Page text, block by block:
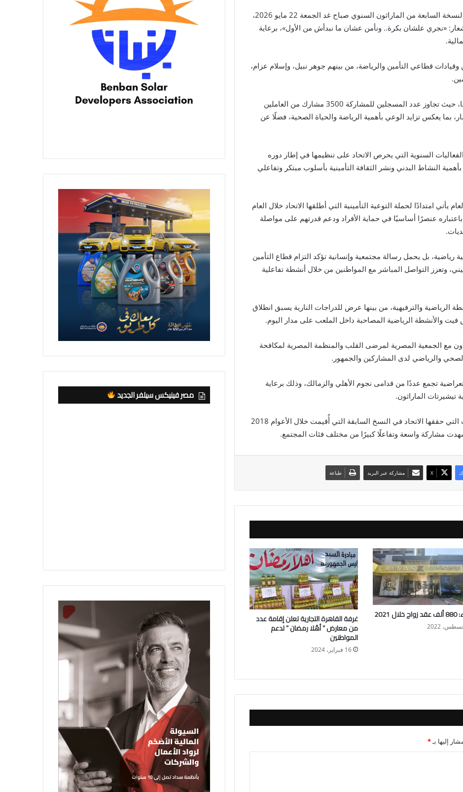
أعلن اتحاد شركات التأمين المصرية عن تنظيم النسخة السابعة من الماراثون السنوي صباح غد الجمعة 22 مايو 2026،
«نجري علشان بكرة.. ونأمن عشان ما نبدأش من الأول»، برعاية
قطاعي التأمين والرياضة، من بينهم جوهر نبيل، وإسلام عزام،
وأكد الاتحاد أن النسخة الحالية تشهد إقبالًا واسعًا، حيث تجاوز عدد المسجلين للمشاركة 3500 مشارك من العاملين
بما يعكس تزايد الوعي بأهمية الرياضة والحياة الصحية، فضلًا عن
السنوية التي يحرص الاتحاد على تنظيمها في إطار دوره
النشاط البدني ونشر الثقافة التأمينية بأسلوب مبتكر وتفاعلي
يأتي امتدادًا لحملة التوعية التأمينية التي أطلقها الاتحاد خلال العام
عنصرًا أساسيًا في حماية الأفراد ودعم قدرتهم على مواصلة
رياضية، بل يحمل رسالة مجتمعية وإنسانية تؤكد التزام قطاع التأمين
وتعزز التواصل المباشر مع المواطنين من خلال أنشطة تفاعلية
الرياضية والترفيهية، من بينها عرض للدراجات النارية يسبق انطلاق
والأنشطة الرياضية المصاحبة داخل الملعب على مدار اليوم.
مع الجمعية المصرية لمرضى القلب والمنظمة المصرية لمكافحة
والرياضي لدى المشاركين والجمهور.
تجمع عددًا من قدامى نجوم الأهلي والزمالك، وذلك برعاية
ويأتي تنظيم النسخة السابعة استكمالًا للنجاحات التي حققها الاتحاد في النسخ السابقة التي أُقيمت خلال الأعوام 2018
X مشاركة عبر البريد طباعة
2021 غرفة القاهرة التجارية تعلن إقامة عدد
من معارض ” أهًلا رمضان ” لدعم
المواطنين
16 فبراير، 2024
إليها بـ*
مصر فينيكس سيلفر الجديد